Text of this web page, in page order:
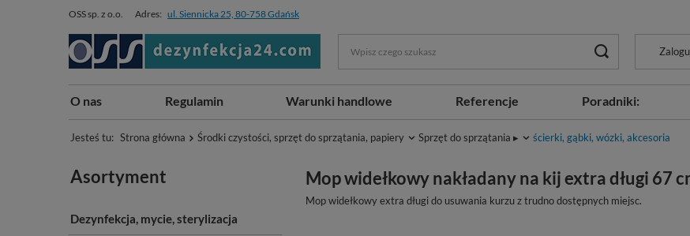
OSS sp. z o.o. Adres: ul. Siennicka 25, 80-758 Gdańsk
O nas Regulamin Warunki handlowe Referencje Poradniki:
Jesteś tu: Strona główna Środki czystości, sprzęt do sprzątania, papiery Sprzęt do sprzątania ▸ ścierki, gąbki, wózki, akcesoria
Asortyment
Dezynfekcja, mycie, sterylizacja
Mop widełkowy nakładany na kij extra długi 67
Mop widełkowy extra długi do usuwania kurzu z trudno dostępnych miejsc.